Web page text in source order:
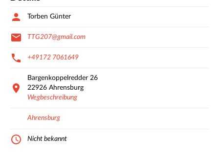
Torben Günter
TTG207@gmail.com
+49172 7061649
Bargenkoppelredder 26
22926 Ahrensburg
Wegbeschreibung
Ahrensburg
Nicht bekannt